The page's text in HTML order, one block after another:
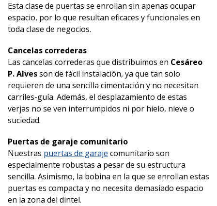
Esta clase de puertas se enrollan sin apenas ocupar
espacio, por lo que resultan eficaces y funcionales en
toda clase de negocios.
Cancelas correderas
Las cancelas correderas que distribuimos en Cesáreo
P. Alvesson de fácil instalación, ya que tan solo
requieren de una sencilla cimentación y no necesitan
carriles-guía. Además, el desplazamiento de estas
verjas no se ven interrumpidos ni por hielo, nieve o
suciedad.
Puertas de garaje comunitario
Nuestras puertas de garaje comunitario son
especialmente robustas a pesar de su estructura
sencilla. Asimismo, la bobina en la que se enrollan estas
puertas es compacta y no necesita demasiado espacio
en la zona del dintel.